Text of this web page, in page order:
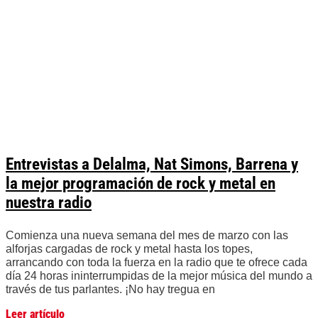
Entrevistas a Delalma, Nat Simons, Barrena y
la mejor programación de rock y metal en
nuestra radio
Comienza una nueva semana del mes de marzo con las
alforjas cargadas de rock y metal hasta los topes,
arrancando con toda la fuerza en la radio que te ofrece cada
día 24 horas ininterrumpidas de la mejor música del mundo a
través de tus parlantes. ¡No hay tregua en
Leer artículo